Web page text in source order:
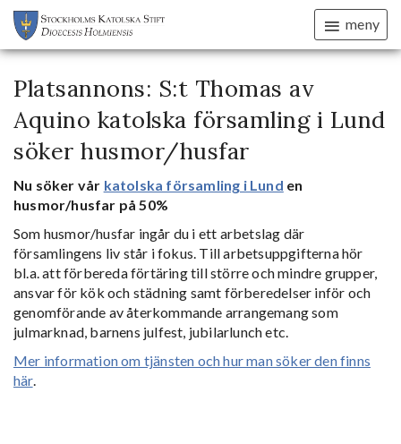
meny
Platsannons: S:t Thomas av
Aquino katolska församling i Lund
söker husmor/husfar
Nu söker vår katolska församling i Lund en
husmor/husfar på 50%
Som husmor/husfar ingår du i ett arbetslag där
församlingens liv står i fokus. Till arbetsuppgifterna hör
bl.a. att förbereda förtäring till större och mindre grupper,
ansvar för kök och städning samt förberedelser inför och
genomförande av återkommande arrangemang som
julmarknad, barnens julfest, jubilarlunch etc.
Mer information om tjänsten och hur man söker den finns
här.